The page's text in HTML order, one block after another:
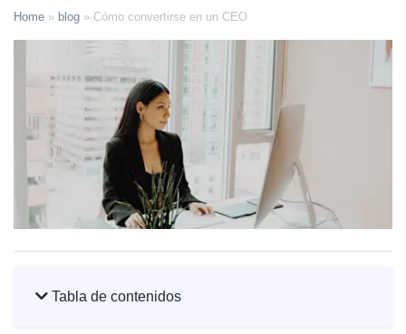
Home » blog » Cómo convertirse en un CEO
Tabla de contenidos